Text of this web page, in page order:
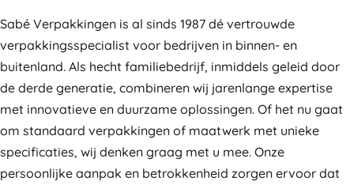
Sabé Verpakkingen is al sinds 1987 dé vertrouwde
verpakkingsspecialist voor bedrijven in binnen- en
buitenland. Als hecht familiebedrijf, inmiddels geleid door
de derde generatie, combineren wij jarenlange expertise
met innovatieve en duurzame oplossingen. Of het nu gaat
om standaard verpakkingen of maatwerk met unieke
specificaties, wij denken graag met u mee. Onze
persoonlijke aanpak en betrokkenheid zorgen ervoor dat